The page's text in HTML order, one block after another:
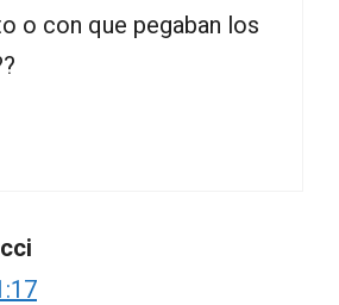
o con que pegaban los